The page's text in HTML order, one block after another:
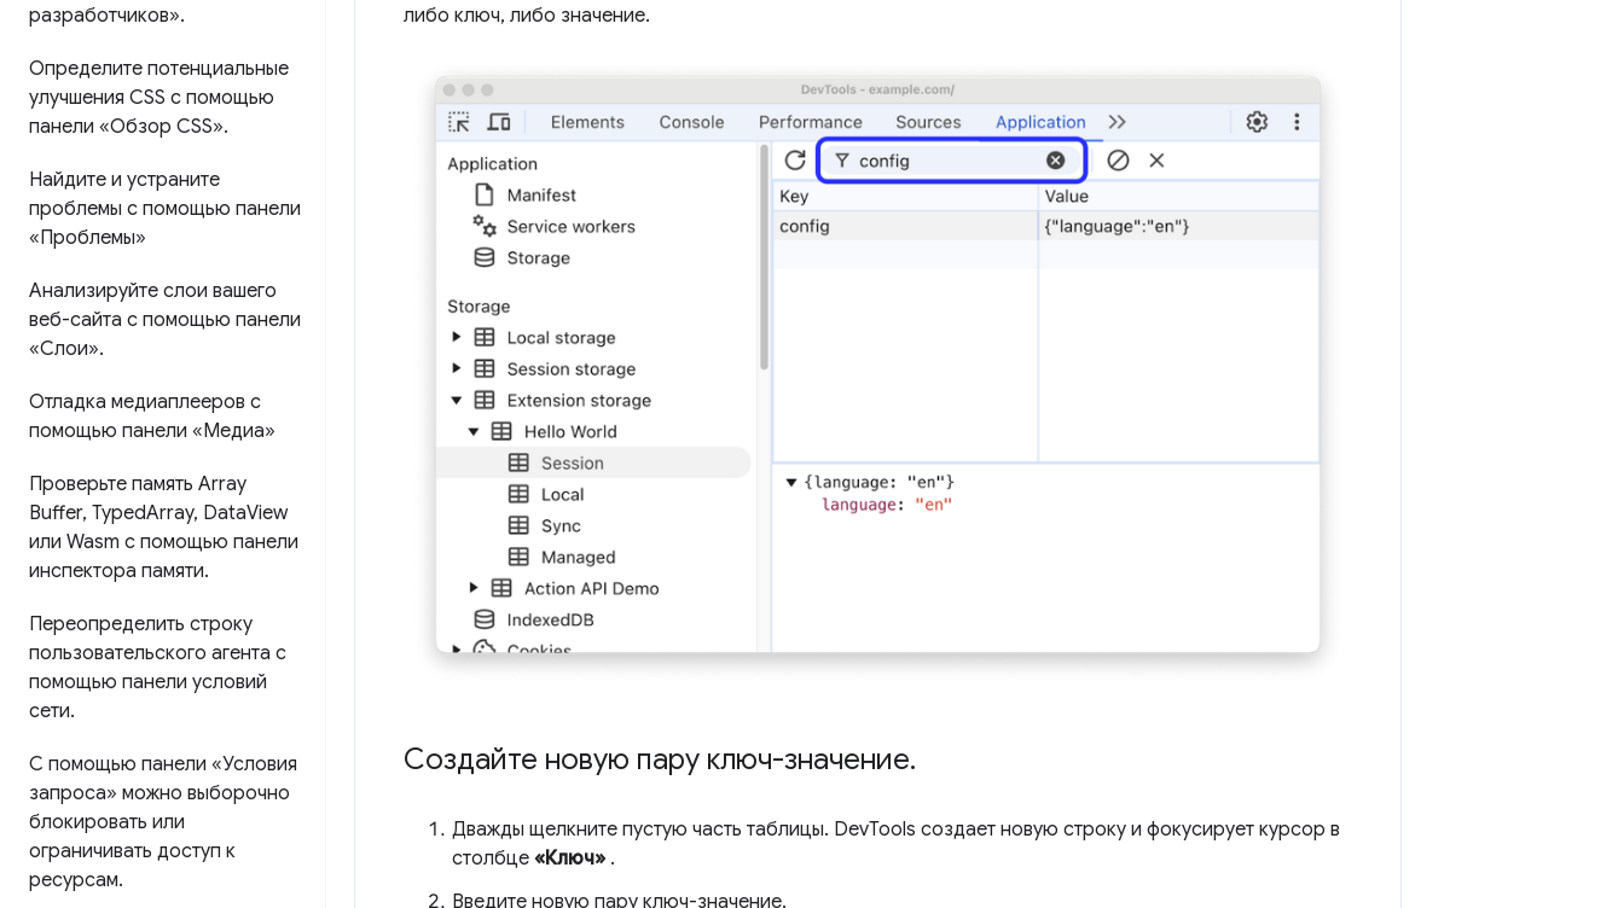
разработчиков».
Определите потенциальные
улучшения CSS с помощью
панели «Обзор CSS».
Найдите и устраните
проблемы с помощью панели
«Проблемы»
Анализируйте слои вашего
веб-сайта с помощью панели
«Слои».
Отладка медиаплееров с
помощью панели «Медиа»
Проверьте память Array
Buffer, TypedArray, DataView
или Wasm с помощью панели
инспектора памяти.
Переопределить строку
пользовательского агента с
помощью панели условий
сети.
С помощью панели «Условия
запроса» можно выборочно
блокировать или
ограничивать доступ к
ресурсам.
либо ключ, либо значение.
Создайте новую пару ключ-значение.
Дважды щелкните пустую часть таблицы. DevTools создает новую строку и фокусирует курсор в
столбце «Ключ» .
Введите новую пару ключ-значение.